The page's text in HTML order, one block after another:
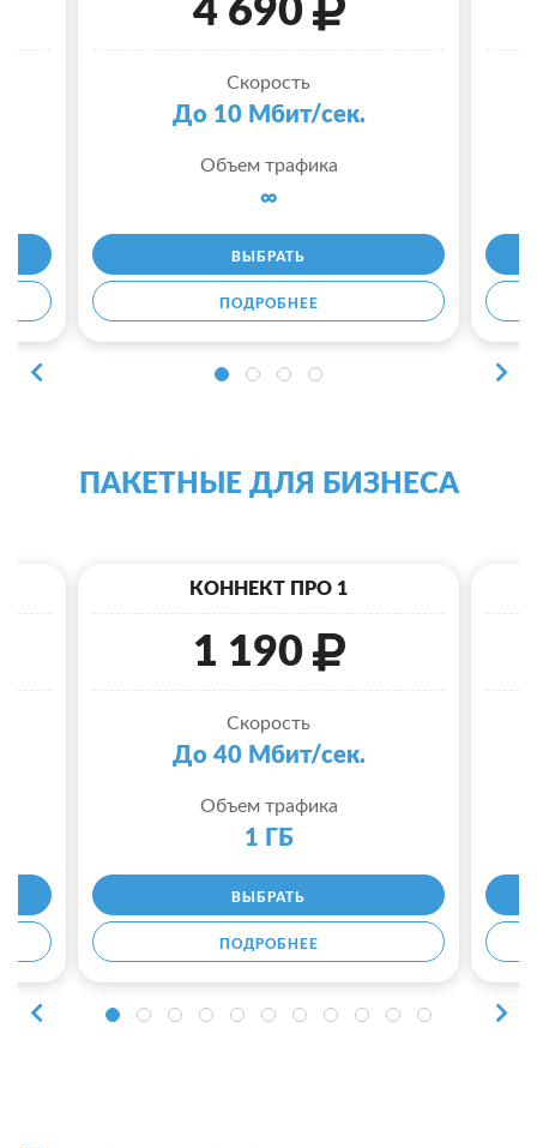
4 690
Скорость
До 10 Мбит/сек.
Объем трафика
∞
ВЫБРАТЬ
ПОДРОБНЕЕ
ПАКЕТНЫЕ ДЛЯ БИЗНЕСА
КОННЕКТ ПРО 1
1 190
Скорость
До 40 Мбит/сек.
Объем трафика
1 ГБ
ВЫБРАТЬ
ПОДРОБНЕЕ